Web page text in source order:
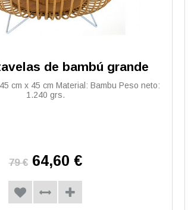
de bambú grande
cm x 45 cm Material: Bambu Peso neto:
1.240 grs.
79 € 64,60 €